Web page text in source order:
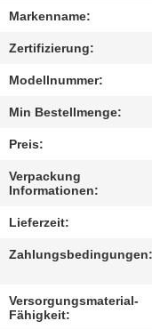
BITTE
UM
EIN
ANGEBOT
Markenname:
Zertifizierung:
Modellnummer:
Min Bestellmenge:
Preis:
Verpackung
Informationen:
Lieferzeit:
Zahlungsbedingungen:
Versorgungsmaterial-
Fähigkeit: